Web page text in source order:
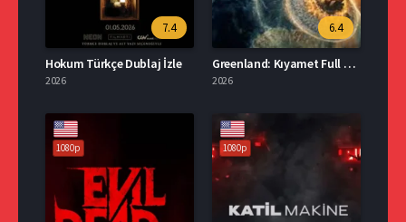
7.4
Hokum Türkçe Dublaj İzle
2026
6.4
Greenland: Kıyamet Full HD İzle
2026
1080p 1080p